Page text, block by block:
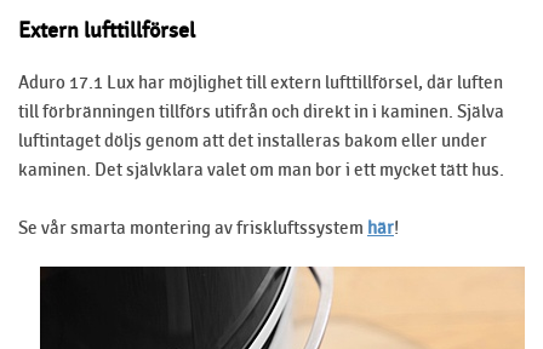
Extern lufttillförsel
Aduro 17.1 Lux har möjlighet till extern lufttillförsel, där luften
till förbränningen tillförs utifrån och direkt in i kaminen. Själva
luftintaget döljs genom att det installeras bakom eller under
kaminen. Det självklara valet om man bor i ett mycket tätt hus.
Se vår smarta montering av friskluftssystem här!